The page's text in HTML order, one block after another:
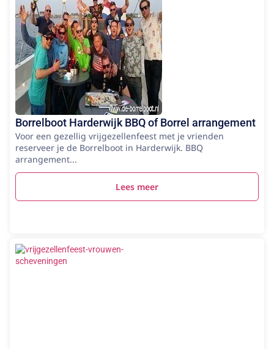
Borrelboot Harderwijk BBQ of Borrel arrangement
Voor een gezellig vrijgezellenfeest met je vrienden
reserveer je de Borrelboot in Harderwijk. BBQ
arrangement...
Lees meer